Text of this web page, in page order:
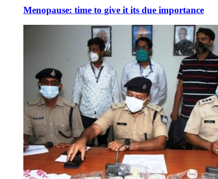
Menopause: time to give it its due importance